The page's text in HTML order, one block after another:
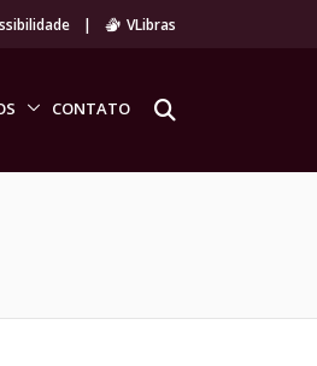
| VLibras
CONTATO